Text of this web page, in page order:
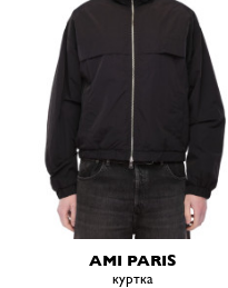
AMI PARIS
куртка